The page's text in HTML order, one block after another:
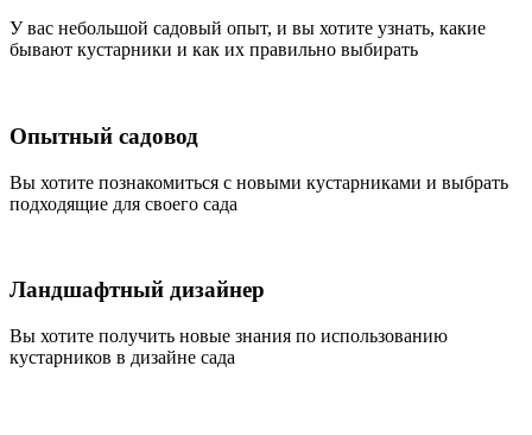
У вас небольшой садовый опыт, и вы хотите узнать, какие
бывают кустарники и как их правильно выбирать
Опытный садовод
Вы хотите познакомиться с новыми кустарниками и выбрать
подходящие для своего сада
Ландшафтный дизайнер
Вы хотите получить новые знания по использованию
кустарников в дизайне сада